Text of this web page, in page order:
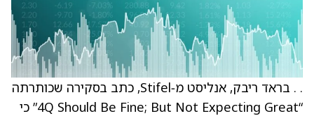
. . בראד ריבק, אנליסט מ‑Stifel, כתב בסקירה שכותרתה
“4Q Should Be Fine; But Not Expecting Great” כי